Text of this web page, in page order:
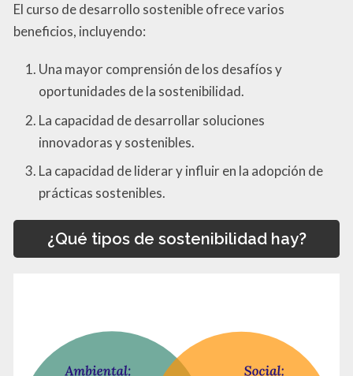
El curso de desarrollo sostenible ofrece varios
beneficios, incluyendo:
Una mayor comprensión de los desafíos y
oportunidades de la sostenibilidad.
La capacidad de desarrollar soluciones
innovadoras y sostenibles.
La capacidad de liderar y influir en la adopción de
prácticas sostenibles.
¿Qué tipos de sostenibilidad hay?